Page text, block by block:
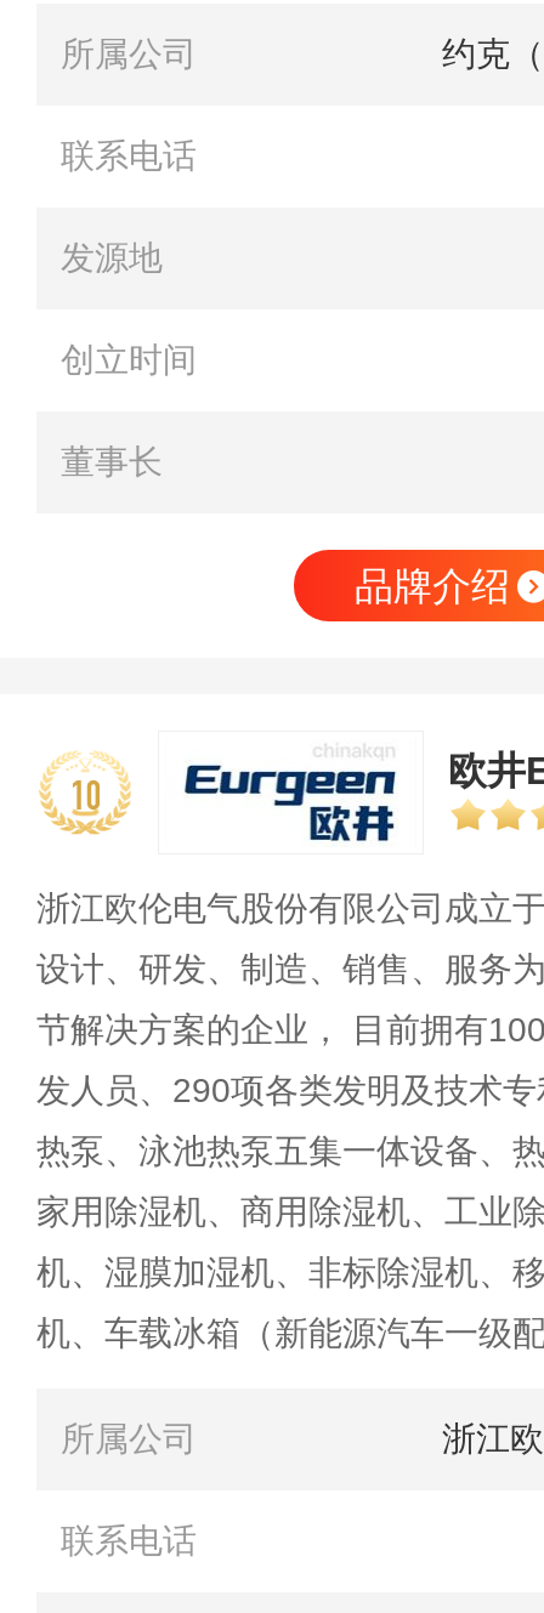
所属公司 约克
联系电话
发源地
创立时间
董事长
品牌介绍
10 欧井
浙江欧伦电气股份有限公司成立
设计、研发、制造、销售、服务
节解决方案的企业， 目前拥有
发人员、290项各类发明及技术
热泵、泳池热泵五集一体设备、
家用除湿机、商用除湿机、工业
机、湿膜加湿机、非标除湿机、
机、车载冰箱（新能源汽车一级
所属公司 浙江
联系电话